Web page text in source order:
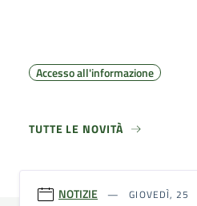
Accesso all'informazione
TUTTE LE NOVITÀ
NOTIZIE
GIOVEDÌ, 25